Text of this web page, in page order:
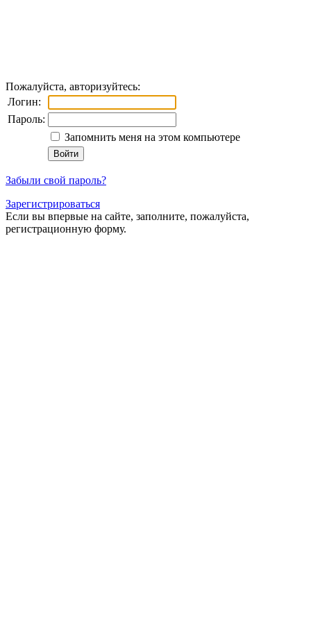
Пожалуйста, авторизуйтесь:
Логин:
Пароль:
Запомнить меня на этом компьютере
Забыли свой пароль?
Зарегистрироваться
Если вы впервые на сайте, заполните, пожалуйста,
регистрационную форму.